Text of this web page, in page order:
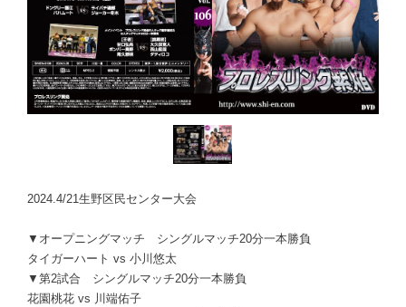
2024.4/21生野区民センター大会
▼オープニングマッチ シングルマッチ20分一本勝負
タイガーハート vs 小川悠太
▼第2試合 シングルマッチ20分一本勝負
花園桃花 vs 川端佑子